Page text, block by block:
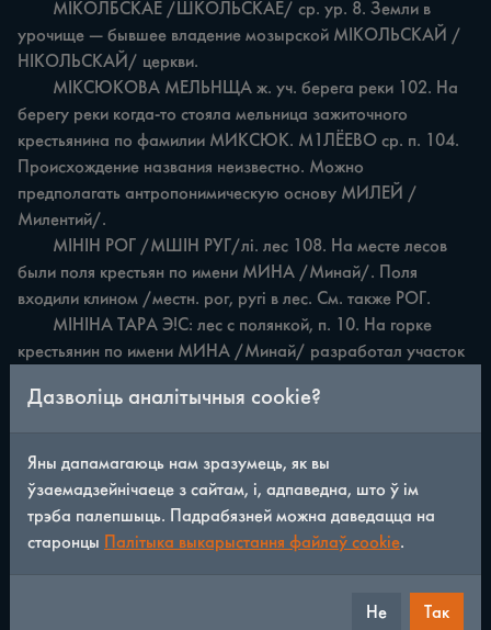
урочище — бывшее владение мозырской МІКОЛЬСКАЙ /
НІКОЛЬСКАЙ/ церкви.
берегу реки когда-то стояла мельница зажиточного
крестьянина по фамилии МИКСЮК. М1ЛЁЕВО ср. п. 104.
Происхождение названия неизвестно. Можно
предполагать антропонимическую основу МИЛЕЙ /
Милентий/.
были поля крестьян по имени МИНА /Минай/. Поля
входили клином /местн. рог, ругі в лес. См. также РОГ.
крестьянин по имени МИНА /Минай/ разработал участок
	MIHIHO ПОЛЕ ср. п. 31 Прежним владельцем поля
был МИНА /Минай/. См. также ПОЛЕ. M1HIH РУГ м. см.
	МШІН РОГ.
	МІНІШЫН РОГ м. оз. 36. У озера, по конфигурации
напоминающего клин ІрогІ, жил старик МИНА /Минай/.
См. также РОГ.
Дазволіць аналітычныя cookie?
Яны дапамагаюць нам зразумець, як вы
ўзаемадзейнічаеце з сайтам, і, адпаведна, што ў ім
трэба палепшыць. Падрабязней можна даведацца на
старонцы Палітыка выкарыстання файлаў cookie.
Не Так